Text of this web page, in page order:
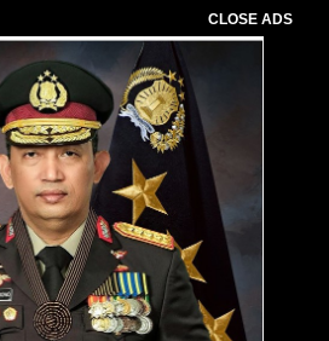
CLOSE ADS